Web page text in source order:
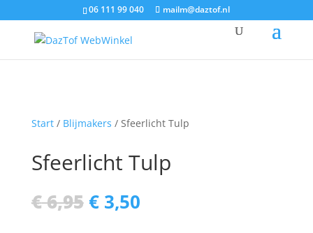
06 111 99 040 mailm@daztof.nl
Start/ Blijmakers / Sfeerlicht Tulp
Sfeerlicht Tulp
€6,95 Original
price
€3,50Current